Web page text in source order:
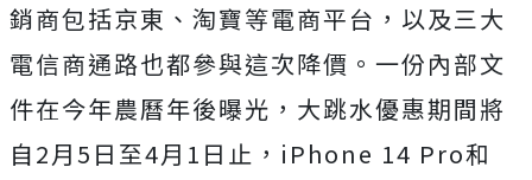
銷商包括京東、淘寶等電商平台，以及三大
電信商通路也都參與這次降價。一份內部文
件在今年農曆年後曝光，大跳水優惠期間將
自2月5日至4月1日止，iPhone 14 Pro和